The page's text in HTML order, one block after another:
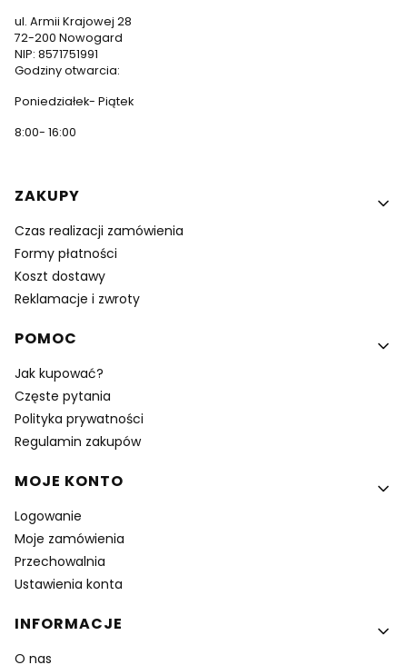
ul. Armii Krajowej 28
72-200 Nowogard
NIP: 8571751991
Godziny otwarcia:
Poniedziałek- Piątek
8:00- 16:00
Linki w stopce
ZAKUPY
Czas realizacji zamówienia
Formy płatności
Koszt dostawy
Reklamacje i zwroty
POMOC
Jak kupować?
Częste pytania
Polityka prywatności
Regulamin zakupów
MOJE KONTO
Logowanie
Moje zamówienia
Przechowalnia
Ustawienia konta
INFORMACJE
O nas